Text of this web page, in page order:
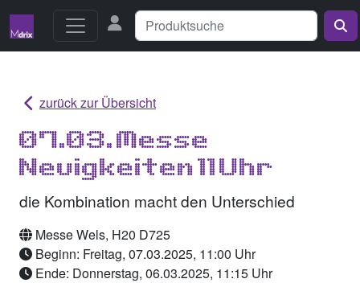
zurück zur Übersicht
07.03. Messe
Neuigkeiten 11 Uhr
die Kombination macht den Unterschied
Messe Wels, H20 D725
Beginn: Freitag, 07.03.2025, 11:00 Uhr
Ende: Donnerstag, 06.03.2025, 11:15 Uhr